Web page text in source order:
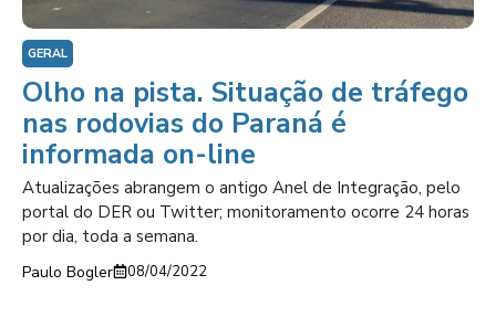
GERAL
Olho na pista. Situação de tráfego
nas rodovias do Paraná é
informada on-line
Atualizações abrangem o antigo Anel de Integração, pelo
portal do DER ou Twitter; monitoramento ocorre 24 horas
por dia, toda a semana.
Paulo Bogler 08/04/2022